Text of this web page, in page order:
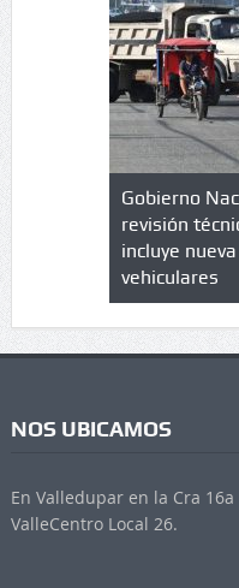
Gobierno
revisión
incluye
vehiculares
NOS UBICAMOS
En Valledupar en la Cra
ValleCentro Local 26.